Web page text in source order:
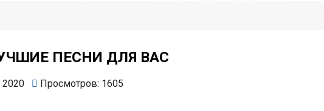
ПЕСНИ ДЛЯ ВАС
2020 Просмотров: 1605